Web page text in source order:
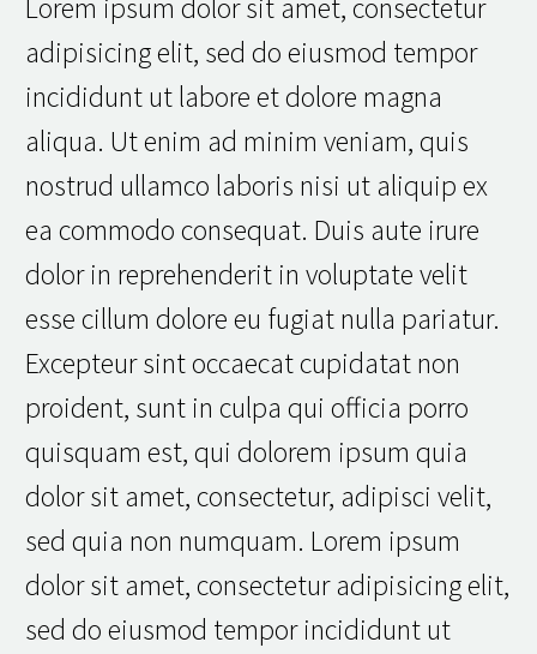
Lorem ipsum dolor sit amet, consectetur
adipisicing elit, sed do eiusmod tempor
incididunt ut labore et dolore magna
aliqua. Ut enim ad minim veniam, quis
nostrud ullamco laboris nisi ut aliquip ex
ea commodo consequat. Duis aute irure
dolor in reprehenderit in voluptate velit
esse cillum dolore eu fugiat nulla pariatur.
Excepteur sint occaecat cupidatat non
proident, sunt in culpa qui officia porro
quisquam est, qui dolorem ipsum quia
dolor sit amet, consectetur, adipisci velit,
sed quia non numquam. Lorem ipsum
dolor sit amet, consectetur adipisicing elit,
sed do eiusmod tempor incididunt ut